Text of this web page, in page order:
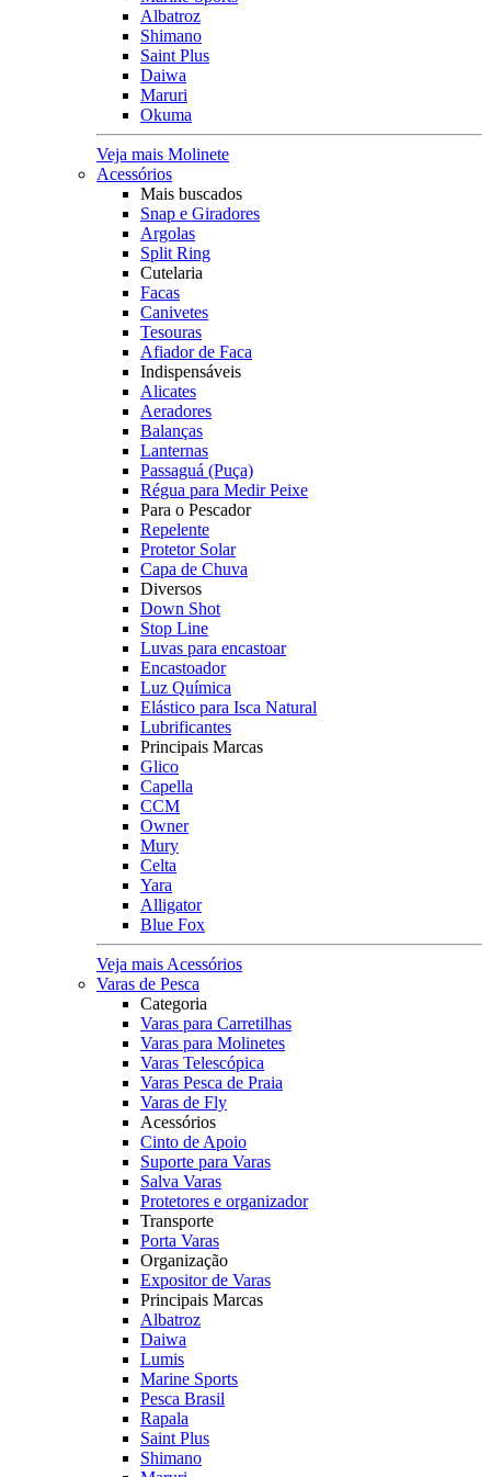
Albatroz
Shimano
Saint Plus
Daiwa
Maruri
Okuma
Veja mais Molinete
Acessórios
Mais buscados
Snap e Giradores
Argolas
Split Ring
Cutelaria
Facas
Canivetes
Tesouras
Afiador de Faca
Indispensáveis
Alicates
Aeradores
Balanças
Lanternas
Passaguá (Puça)
Régua para Medir Peixe
Para o Pescador
Repelente
Protetor Solar
Capa de Chuva
Diversos
Down Shot
Stop Line
Luvas para encastoar
Encastoador
Luz Química
Elástico para Isca Natural
Lubrificantes
Principais Marcas
Glico
Capella
CCM
Owner
Mury
Celta
Yara
Alligator
Blue Fox
Veja mais Acessórios
Varas de Pesca
Categoria
Varas para Carretilhas
Varas para Molinetes
Varas Telescópica
Varas Pesca de Praia
Varas de Fly
Acessórios
Cinto de Apoio
Suporte para Varas
Salva Varas
Protetores e organizador
Transporte
Porta Varas
Organização
Expositor de Varas
Principais Marcas
Albatroz
Daiwa
Lumis
Marine Sports
Pesca Brasil
Rapala
Saint Plus
Shimano